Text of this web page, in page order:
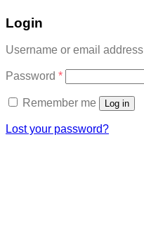
Login
Username or email address
Password *Required
Remember me Log in
Lost your password?